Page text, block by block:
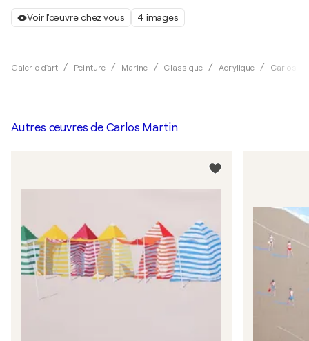
Voir l'œuvre chez vous 4 images
Galerie d'art Peinture Marine Classique Acrylique Carlos
Autres œuvres de Carlos Martin